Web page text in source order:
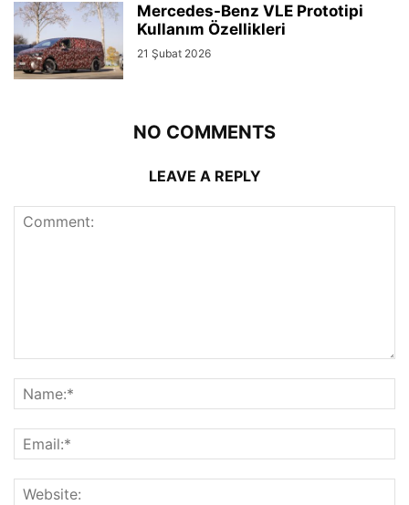
Mercedes-Benz VLE Prototipi
Kullanım Özellikleri
21 Şubat 2026
NO COMMENTS
LEAVE A REPLY